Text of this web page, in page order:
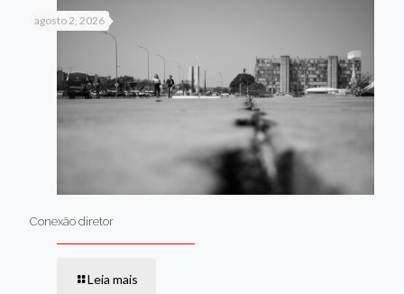
agosto 2, 2026
Conexão diretor
Leia mais